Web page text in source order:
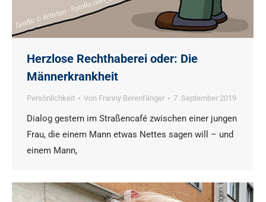
Herzlose Rechthaberei oder: Die
Männerkrankheit
Persönlichkeit Von Franny Berenfänger 7. September 2019
Dialog gestern im Straßencafé zwischen einer jungen
Frau, die einem Mann etwas Nettes sagen will – und
einem Mann,